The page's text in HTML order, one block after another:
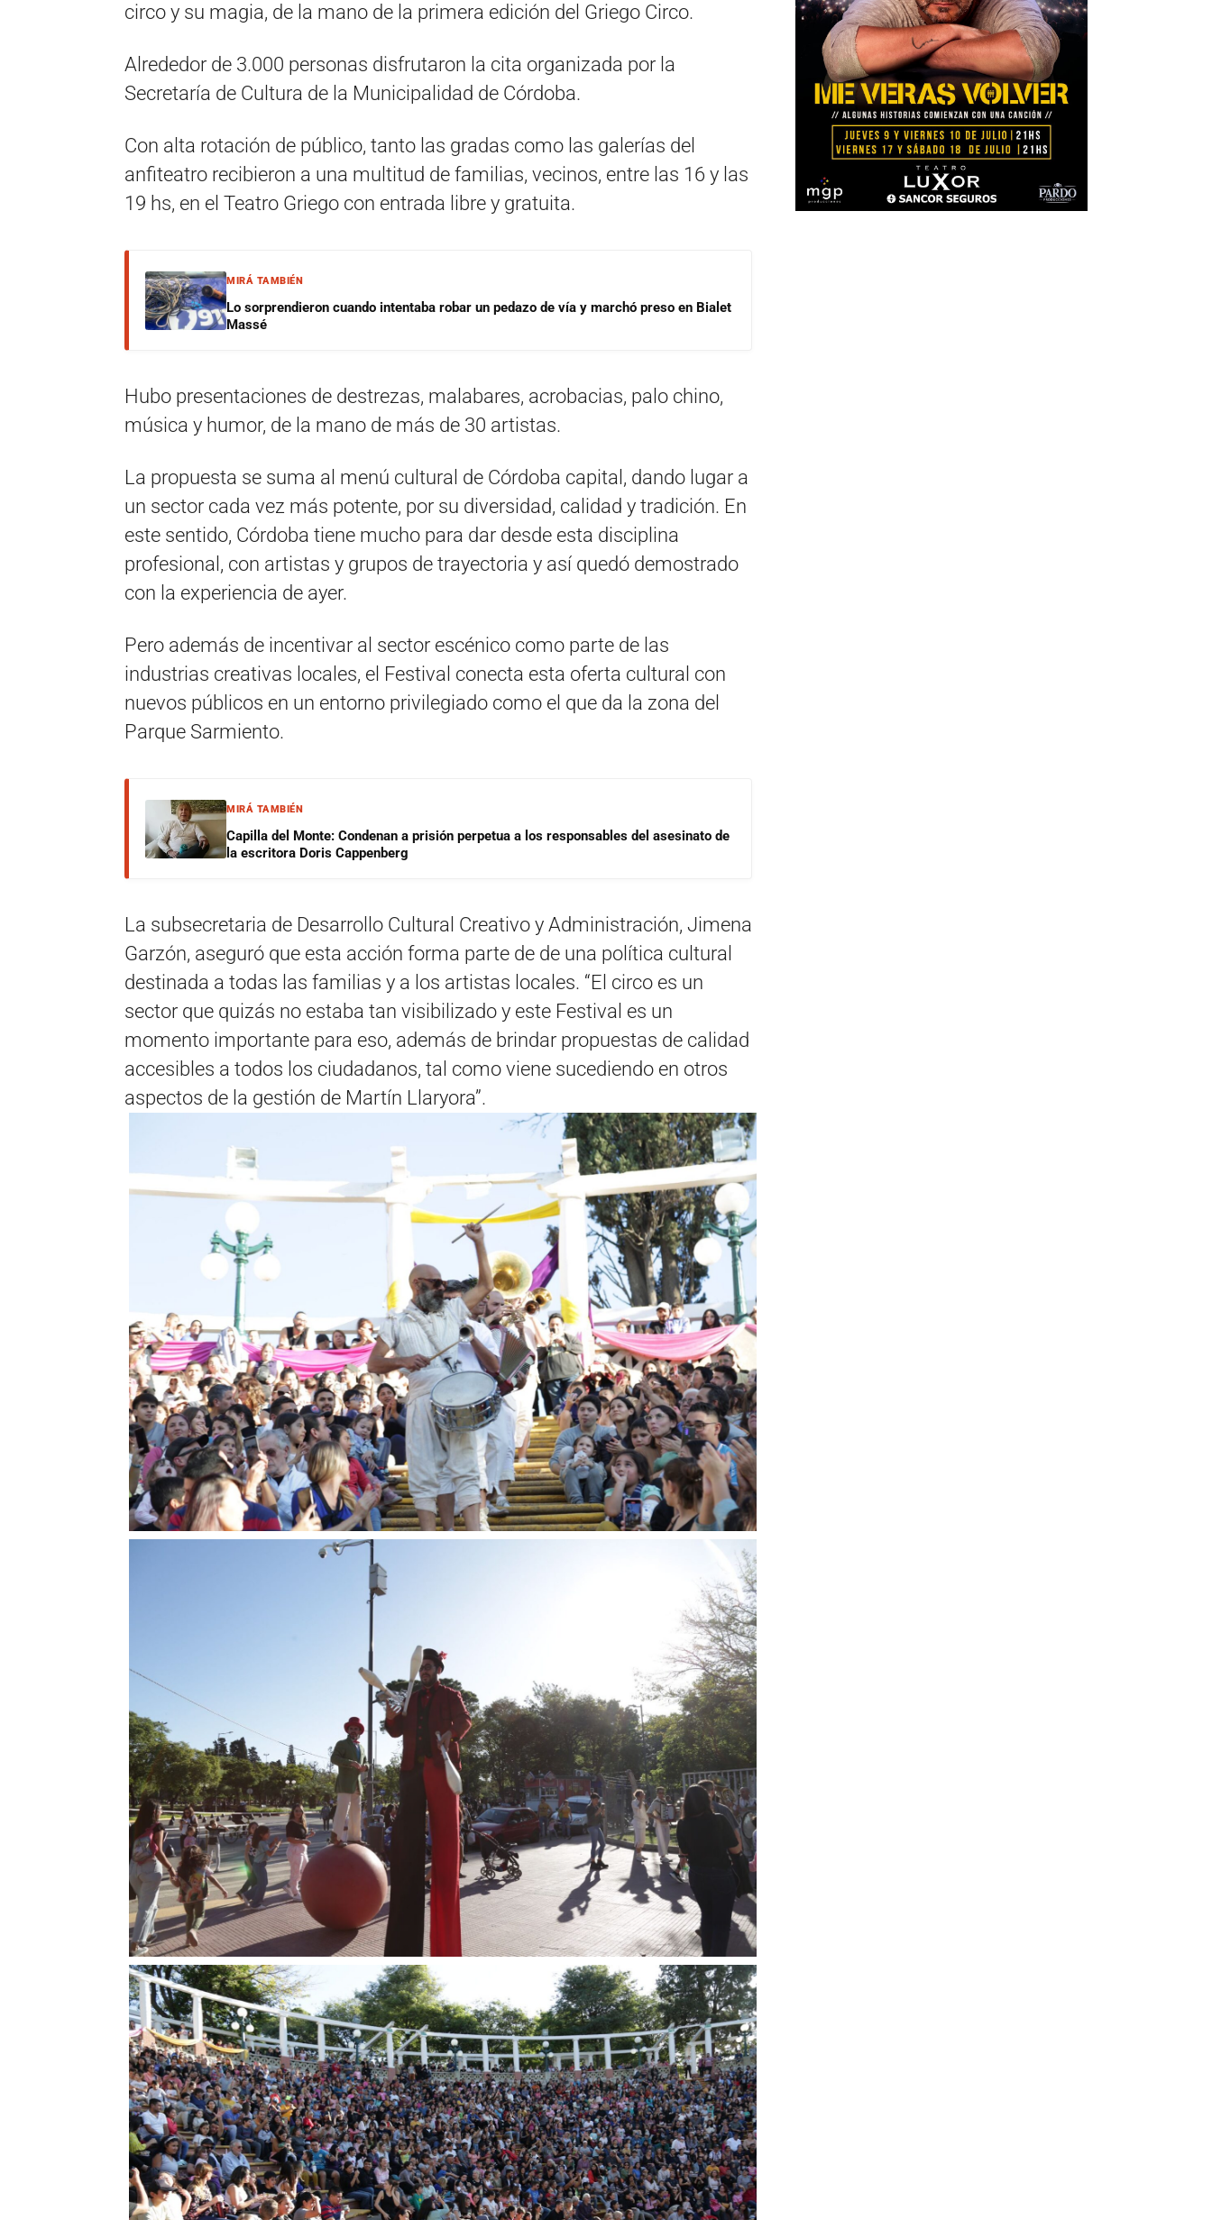
circo y su magia, de la mano de la primera edición del Griego Circo.
Alrededor de 3.000 personas disfrutaron la cita organizada por la
Secretaría de Cultura de la Municipalidad de Córdoba.
Con alta rotación de público, tanto las gradas como las galerías del
anfiteatro recibieron a una multitud de familias, vecinos, entre las 16 y las
19 hs, en el Teatro Griego con entrada libre y gratuita.
MIRÁ TAMBIÉN
Lo sorprendieron cuando intentaba robar un pedazo de vía y marchó preso en Bialet
Massé
Hubo presentaciones de destrezas, malabares, acrobacias, palo chino,
música y humor, de la mano de más de 30 artistas.
La propuesta se suma al menú cultural de Córdoba capital, dando lugar a
un sector cada vez más potente, por su diversidad, calidad y tradición. En
este sentido, Córdoba tiene mucho para dar desde esta disciplina
profesional, con artistas y grupos de trayectoria y así quedó demostrado
con la experiencia de ayer.
Pero además de incentivar al sector escénico como parte de las
industrias creativas locales, el Festival conecta esta oferta cultural con
nuevos públicos en un entorno privilegiado como el que da la zona del
Parque Sarmiento.
MIRÁ TAMBIÉN
Capilla del Monte: Condenan a prisión perpetua a los responsables del asesinato de
la escritora Doris Cappenberg
La subsecretaria de Desarrollo Cultural Creativo y Administración, Jimena
Garzón, aseguró que esta acción forma parte de de una política cultural
destinada a todas las familias y a los artistas locales. “El circo es un
sector que quizás no estaba tan visibilizado y este Festival es un
momento importante para eso, además de brindar propuestas de calidad
accesibles a todos los ciudadanos, tal como viene sucediendo en otros
aspectos de la gestión de Martín Llaryora”.